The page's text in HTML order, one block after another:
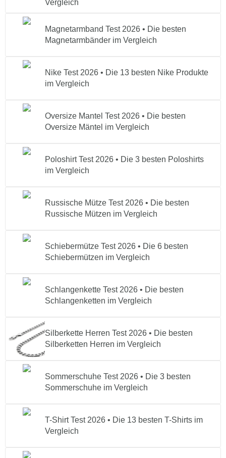
Vergleich
Magnetarmband Test 2026 • Die besten
Magnetarmbänder im Vergleich
Nike Test 2026 • Die 13 besten Nike Produkte
im Vergleich
Oversize Mantel Test 2026 • Die besten
Oversize Mäntel im Vergleich
Poloshirt Test 2026 • Die 3 besten Poloshirts
im Vergleich
Russische Mütze Test 2026 • Die besten
Russische Mützen im Vergleich
Schiebermütze Test 2026 • Die 6 besten
Schiebermützen im Vergleich
Schlangenkette Test 2026 • Die besten
Schlangenketten im Vergleich
Silberkette Herren Test 2026 • Die besten
Silberketten Herren im Vergleich
Sommerschuhe Test 2026 • Die 3 besten
Sommerschuhe im Vergleich
T-Shirt Test 2026 • Die 13 besten T-Shirts im
Vergleich